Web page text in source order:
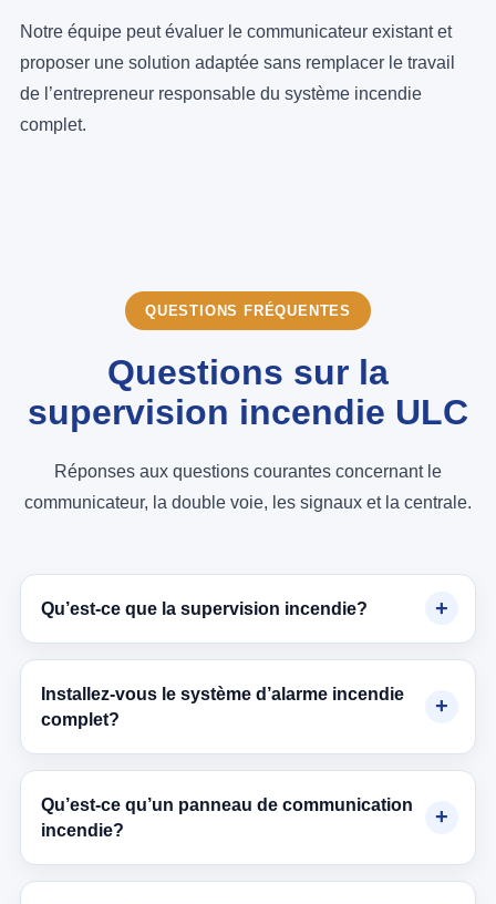
Notre équipe peut évaluer le communicateur existant et
proposer une solution adaptée sans remplacer le travail
de l’entrepreneur responsable du système incendie
complet.
QUESTIONS FRÉQUENTES
Questions sur la
supervision incendie ULC
Réponses aux questions courantes concernant le
communicateur, la double voie, les signaux et la centrale.
Qu’est-ce que la supervision incendie?
Installez-vous le système d’alarme incendie
complet?
Qu’est-ce qu’un panneau de communication
incendie?